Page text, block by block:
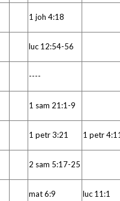
1 joh 4:18
luc 12:54-56
----
1 sam 21:1-9
1 petr 3:21 1 petr
2 sam 5:17-25
mat 6:9 luc 11:1